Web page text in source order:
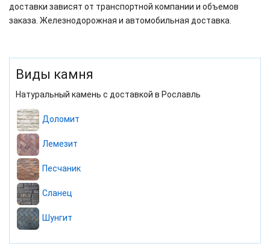
доставки зависят от транспортной компании и объемов
заказа. Железнодорожная и автомобильная доставка.
Виды камня
Натуральный камень с доставкой в Рославль
Доломит
Лемезит
Песчаник
Сланец
Шунгит